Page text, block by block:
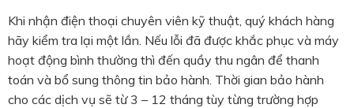
Khi nhận điện thoại chuyên viên kỹ thuật, quý khách hàng
hãy kiểm tra lại một lần. Nếu lỗi đã được khắc phục và máy
hoạt động bình thường thì đến quầy thu ngân để thanh
toán và bổ sung thông tin bảo hành. Thời gian bảo hành
cho các dịch vụ sẽ từ 3 – 12 tháng tùy từng trường hợp